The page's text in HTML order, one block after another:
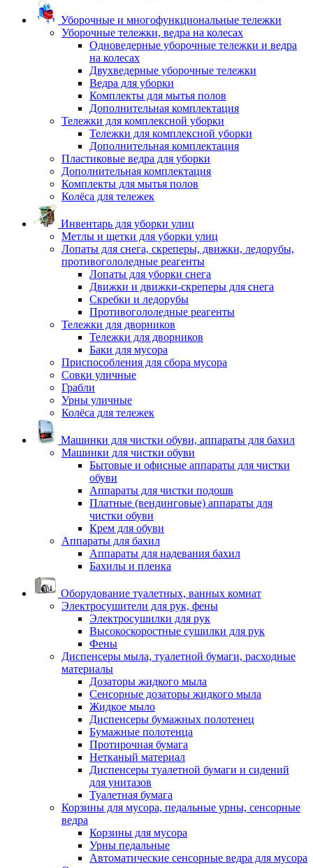
Уборочные и многофункциональные тележки
Уборочные тележки, ведра на колесах
Одноведерные уборочные тележки и ведра
на колесах
Двухведерные уборочные тележки
Ведра для уборки
Комплекты для мытья полов
Дополнительная комплектация
Тележки для комплексной уборки
Тележки для комплексной уборки
Дополнительная комплектация
Пластиковые ведра для уборки
Дополнительная комплектация
Комплекты для мытья полов
Колёса для тележек
Инвентарь для уборки улиц
Метлы и щетки для уборки улиц
Лопаты для снега, скреперы, движки, ледорубы,
противогололедные реагенты
Лопаты для уборки снега
Движки и движки-скреперы для снега
Скребки и ледорубы
Противогололедные реагенты
Тележки для дворников
Тележки для дворников
Баки для мусора
Приспособления для сбора мусора
Совки уличные
Грабли
Урны уличные
Колёса для тележек
Машинки для чистки обуви, аппараты для бахил
Машинки для чистки обуви
Бытовые и офисные аппараты для чистки
обуви
Аппараты для чистки подошв
Платные (вендинговые) аппараты для
чистки обуви
Крем для обуви
Аппараты для бахил
Аппараты для надевания бахил
Бахилы и пленка
Оборудование туалетных, ванных комнат
Электросушители для рук, фены
Электросушилки для рук
Высокоскоростные сушилки для рук
Фены
Диспенсеры мыла, туалетной бумаги, расходные
материалы
Дозаторы жидкого мыла
Сенсорные дозаторы жидкого мыла
Жидкое мыло
Диспенсеры бумажных полотенец
Бумажные полотенца
Протирочная бумага
Нетканый материал
Диспенсеры туалетной бумаги и сидений
для унитазов
Туалетная бумага
Корзины для мусора, педальные урны, сенсорные
ведра
Корзины для мусора
Урны педальные
Автоматические сенсорные ведра для мусора